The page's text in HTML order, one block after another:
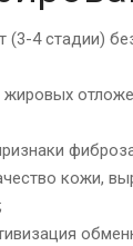
(3-4 стадии)
кожи,